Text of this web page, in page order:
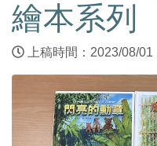
繪本系列
上稿時間：2023/08/01